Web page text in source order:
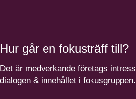
Hur går en fokusträff till?
Det är medverkande företags
dialogen & innehållet i fokusgruppen.